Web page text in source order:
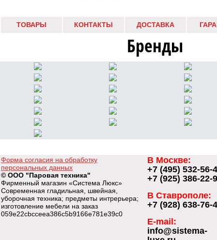
ТОВАРЫ КОНТАКТЫ ДОСТАВКА
Бренды
Форма согласия на обработку
персональных данных
© ООО "Паровая техника"
Фирменный магазин «Система Люкс»
Современная гладильная, швейная,
уборочная техника; предметы интрерьера;
изготовление мебели на заказ
059e22cbcceea386c5b9166e781e39c0
В Москве:
+7 (495) 532-56-
+7 (925) 386-22-
В Ставрополе:
+7 (928) 638-76-
E-mail:
info@sistema-